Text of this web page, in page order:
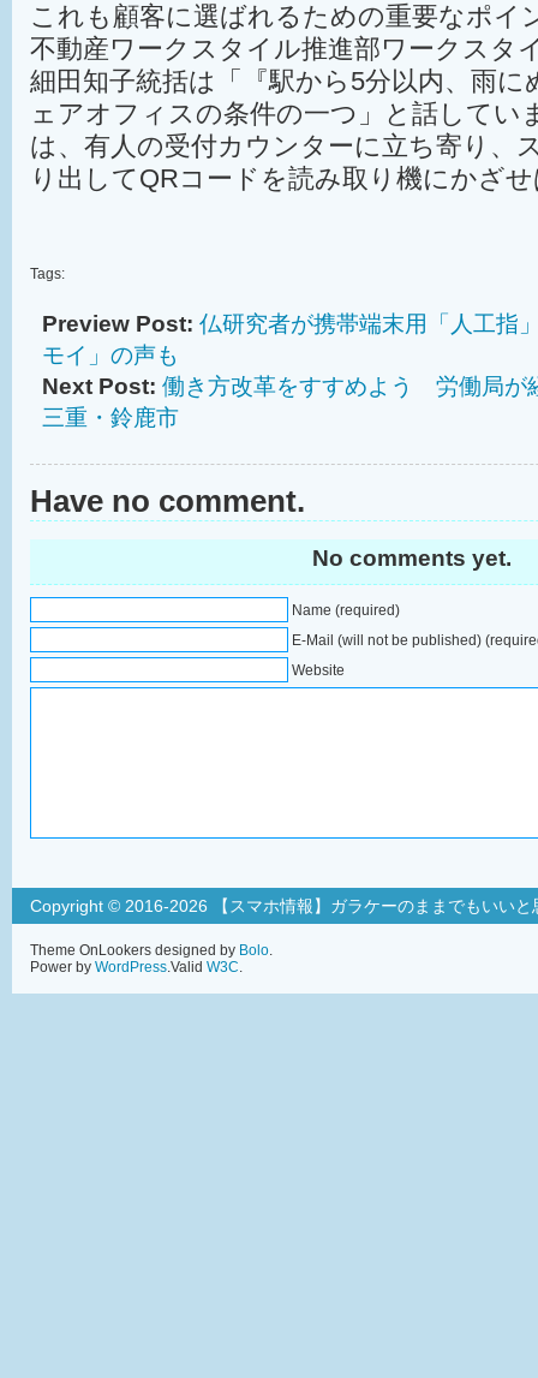
これも顧客に選ばれるための重要なポイ
不動産ワークスタイル推進部ワークスタ
細田知子統括は「『駅から5分以内、雨
ェアオフィスの条件の一つ」と話してい
は、有人の受付カウンターに立ち寄り、
り出してQRコードを読み取り機にかざ
Tags:
Preview Post: 仏研究者が携帯端末用「人工指
モイ」の声も
Next Post: 働き方改革をすすめよう 労働局
三重・鈴鹿市
Have no comment.
No comments yet.
Name (required)
E-Mail (will not be published)
Website
Copyright © 2016-2026 【スマホ情報】ガラケーのままでもいいと
Theme OnLookers designed by Bolo.
Power by WordPress.Valid W3C.